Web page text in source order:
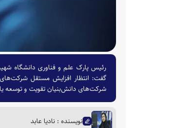
رئیس پارک علم و فناوری دانشگاه
گفت: انتظار افزایش مستقل شرکت‌های
شرکت‌های دانش‌بنیان تقویت و توسعه
نویسنده : نادیا عابد